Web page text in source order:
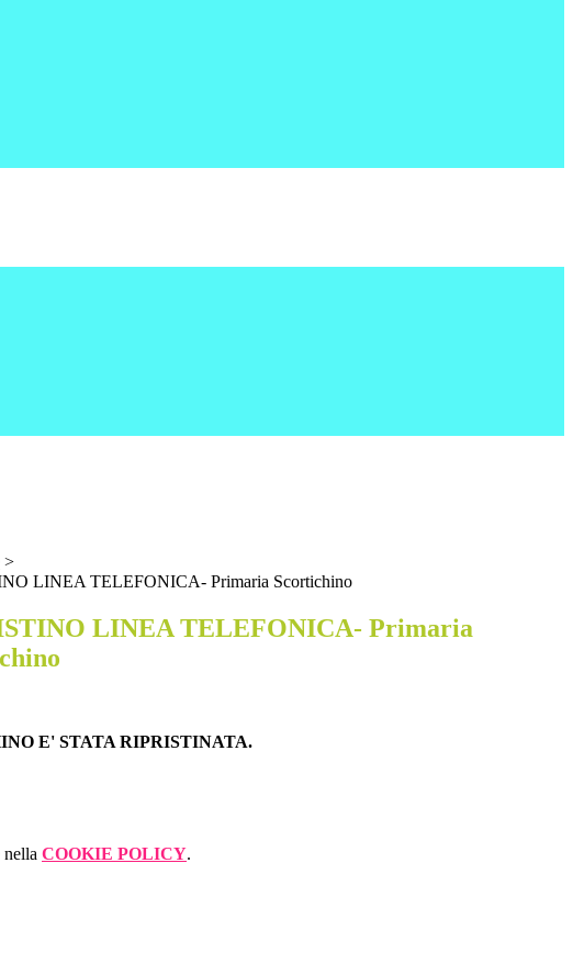
>
LINEA TELEFONICA- Primaria Scortichino
LINEA TELEFONICA- Primaria
E' STATA RIPRISTINATA.
COOKIE POLICY.